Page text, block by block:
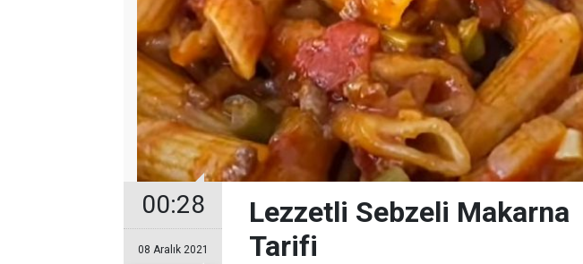
00:28
08 Aralık 2021
Lezzetli Sebzeli Makarna
Tarifi